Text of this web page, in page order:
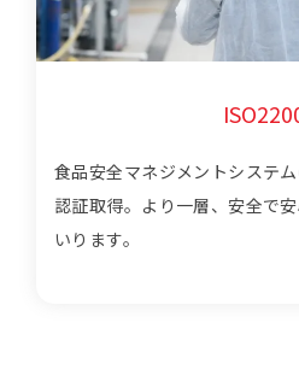
食品安全マネジメントシステ
認証取得。より一層、安全で
いります。